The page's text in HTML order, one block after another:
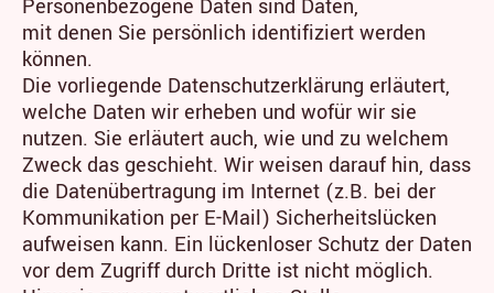
Personenbezogene Daten sind Daten,
mit denen Sie persönlich identifiziert werden
können.
Die vorliegende Datenschutzerklärung erläutert,
welche Daten wir erheben und wofür wir sie
nutzen. Sie erläutert auch, wie und zu welchem
Zweck das geschieht. Wir weisen darauf hin, dass
die Datenübertragung im Internet (z.B. bei der
Kommunikation per E-Mail) Sicherheitslücken
aufweisen kann. Ein lückenloser Schutz der Daten
vor dem Zugriff durch Dritte ist nicht möglich.